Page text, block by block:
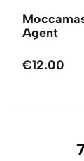
Agent
€12.00